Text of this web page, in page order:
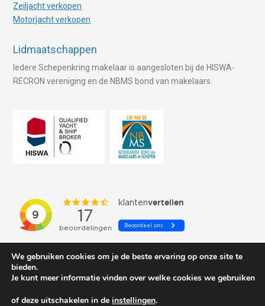
Zeiljacht verkopen
Motorjacht verkopen
Lidmaatschappen
Iedere Schepenkring makelaar is aangesloten bij de HISWA-
RECRON vereniging en de NBMS bond van makelaars.
We gebruiken cookies om je de beste ervaring op onze site te
bieden.
Je kunt meer informatie vinden over welke cookies we gebruiken
of deze uitschakelen in de instellingen.